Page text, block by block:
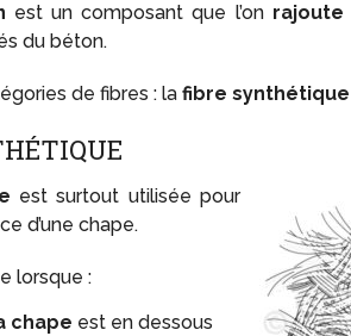
est un composant que l’on rajoute
du béton.
de fibres : la fibre synthétique
est surtout utilisée pour
d’une chape.
lorsque :
chape est en dessous